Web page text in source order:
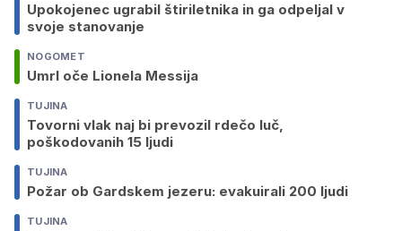
Upokojenec ugrabil štiriletnika in ga odpeljal v
svoje stanovanje
NOGOMET
Umrl oče Lionela Messija
TUJINA
Tovorni vlak naj bi prevozil rdečo luč,
poškodovanih 15 ljudi
TUJINA
Požar ob Gardskem jezeru: evakuirali 200 ljudi
TUJINA